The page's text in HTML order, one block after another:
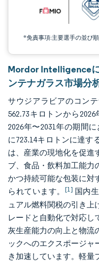
*免責事項:主要選手の並び
Mordor Intelligence
ンテナガラス市場分
サウジアラビアのコン
562.73キロトンから
2026年〜2031年の期間
に723.14キロトンに達す
は、産業の現地化を促進
ブ、食品・飲料加工能力
かつ持続可能な包装に対
られています。 [1] 国内
ュアル燃料関税の引き上
レードと自動化で対応し
灰生産能力の向上と物流
ックへのエクスポージャ
き加速しています。軽量